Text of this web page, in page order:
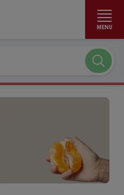
MENU